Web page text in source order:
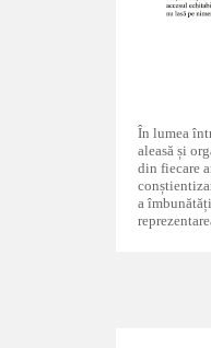
În lumea
aleasă și
din fiecare
a